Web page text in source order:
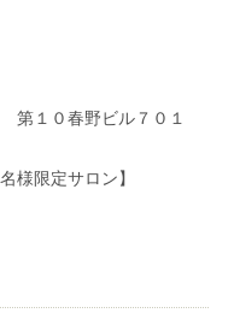
第１０春野ビル７０１
様限定サロン】